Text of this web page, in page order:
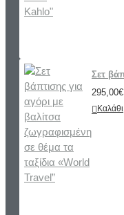
Σετ
295,00€
Καλάθι